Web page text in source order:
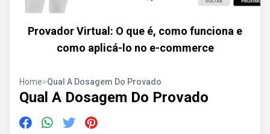
Provador Virtual: O que é, como funciona e
como aplicá-lo no e-commerce
Home>Qual A Dosagem Do Provado
Qual A Dosagem Do Provado